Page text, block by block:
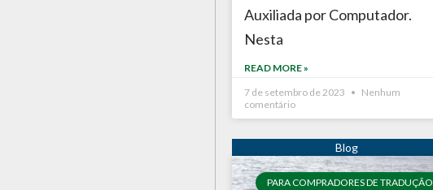
Auxiliada por Computador.
Nesta
READ MORE »
7 de setembro de 2023
Nenhum
comentário
PARA COMPRADORES DE TRADUÇÃO